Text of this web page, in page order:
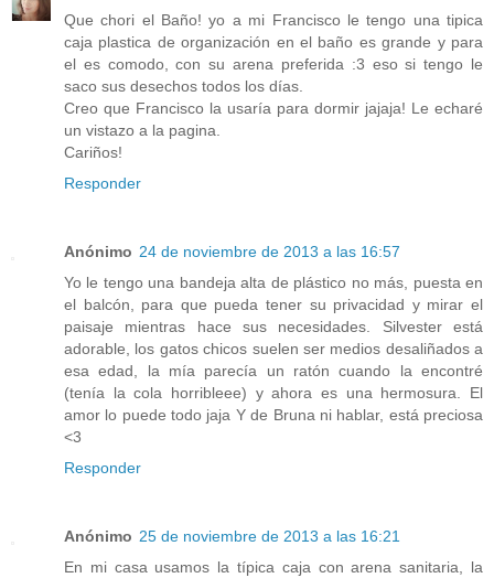
Que chori el Baño! yo a mi Francisco le tengo una tipica
caja plastica de organización en el baño es grande y para
el es comodo, con su arena preferida :3 eso si tengo le
saco sus desechos todos los días.
Creo que Francisco la usaría para dormir jajaja! Le echaré
un vistazo a la pagina.
Cariños!
Responder
Anónimo 24 de noviembre de 2013 a las 16:57
Yo le tengo una bandeja alta de plástico no más, puesta en
el balcón, para que pueda tener su privacidad y mirar el
paisaje mientras hace sus necesidades. Silvester está
adorable, los gatos chicos suelen ser medios desaliñados a
esa edad, la mía parecía un ratón cuando la encontré
(tenía la cola horribleee) y ahora es una hermosura. El
amor lo puede todo jaja Y de Bruna ni hablar, está preciosa
<3
Responder
Anónimo 25 de noviembre de 2013 a las 16:21
En mi casa usamos la típica caja con arena sanitaria, la